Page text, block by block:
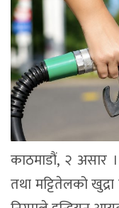
काठमाडौं, २
तथा मट्टितेलको